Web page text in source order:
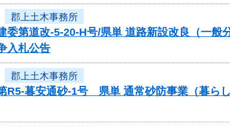
郡上土木事務所
委第道改-5-20-H号/県単 道路新設改良（一
入札公告
郡上土木事務所
R5-暮安通砂-1号 県単 通常砂防事業（暮ら